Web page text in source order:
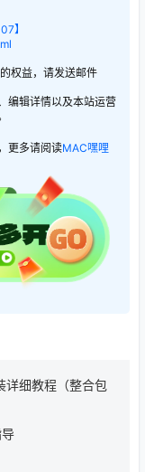
】
权益，请发送邮件
编辑详情以及本站运营
更多请阅读MAC嘿哩
详细教程（整合包